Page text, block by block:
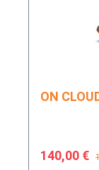
ON
140,00 €